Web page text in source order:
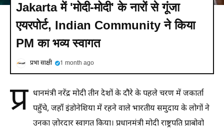
Jakarta में 'मोदी-मोदी' के नारों से गूंजा
एयरपोर्ट, Indian Community ने किया
PM का भव्य स्वागत
प्रभा साक्षी 1 month ago
प्र धानमंत्री नरेंद्र मोदी तीन देशों के दौरे के पहले चरण में जकार्ता
पहुँचे, जहाँ इंडोनेशिया में रहने वाले भारतीय समुदाय के लोगों ने
उनका ज़ोरदार स्वागत किया। प्रधानमंत्री मोदी राष्ट्रपति प्राबोवो